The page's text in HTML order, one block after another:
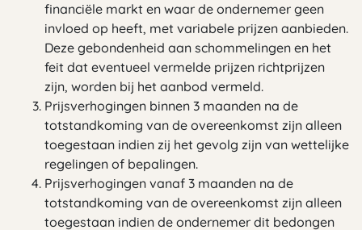
financiële markt en waar de ondernemer geen
invloed op heeft, met variabele prijzen aanbieden.
Deze gebondenheid aan schommelingen en het
feit dat eventueel vermelde prijzen richtprijzen
zijn, worden bij het aanbod vermeld.
Prijsverhogingen binnen 3 maanden na de
totstandkoming van de overeenkomst zijn alleen
toegestaan indien zij het gevolg zijn van wettelijke
regelingen of bepalingen.
Prijsverhogingen vanaf 3 maanden na de
totstandkoming van de overeenkomst zijn alleen
toegestaan indien de ondernemer dit bedongen